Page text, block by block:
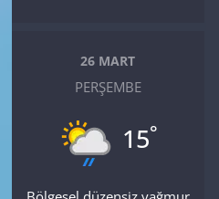
26 MART
PERŞEMBE
15°